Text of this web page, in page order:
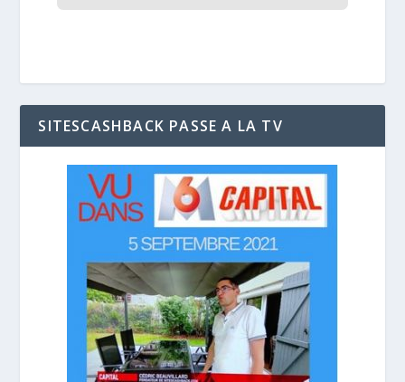
SITESCASHBACK PASSE A LA TV